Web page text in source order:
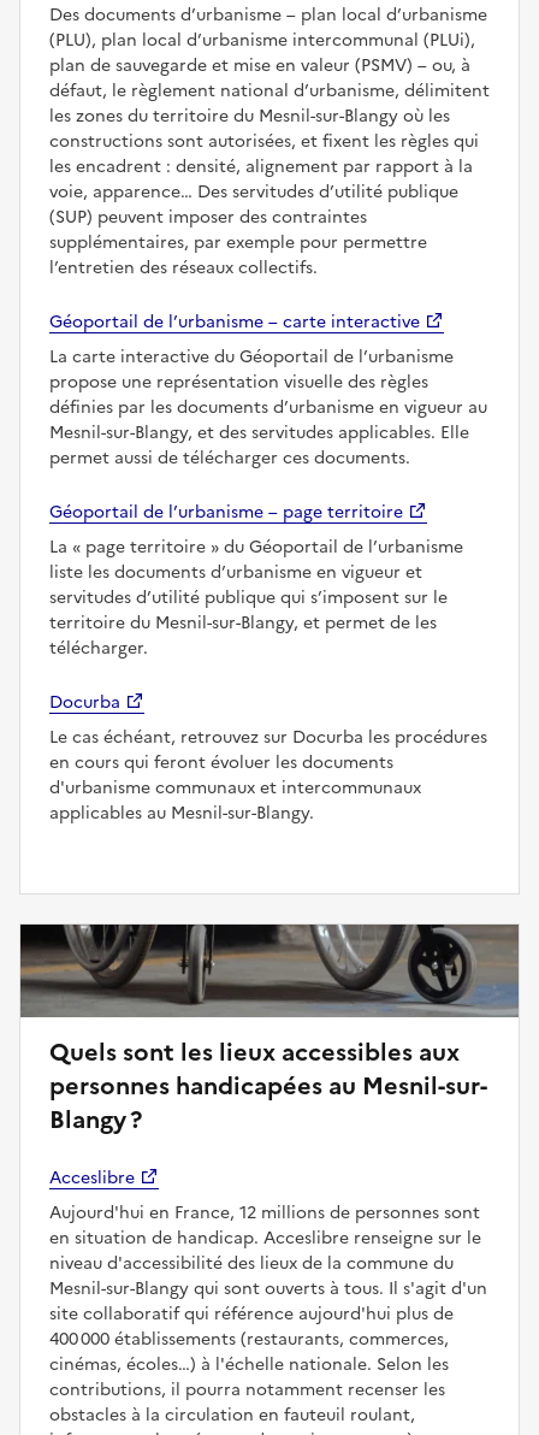
Des documents d’urbanisme – plan local d’urbanisme
(PLU), plan local d’urbanisme intercommunal (PLUi),
plan de sauvegarde et mise en valeur (PSMV) – ou, à
défaut, le règlement national d’urbanisme, délimitent
les zones du territoire du Mesnil-sur-Blangy où les
constructions sont autorisées, et fixent les règles qui
les encadrent : densité, alignement par rapport à la
voie, apparence… Des servitudes d’utilité publique
(SUP) peuvent imposer des contraintes
supplémentaires, par exemple pour permettre
l’entretien des réseaux collectifs.
Géoportail de l’urbanisme – carte interactive
La carte interactive du Géoportail de l’urbanisme
propose une représentation visuelle des règles
définies par les documents d’urbanisme en vigueur au
Mesnil-sur-Blangy, et des servitudes applicables. Elle
permet aussi de télécharger ces documents.
Géoportail de l’urbanisme – page territoire
La
page territoire
du Géoportail de l’urbanisme
liste les documents d’urbanisme en vigueur et
servitudes d’utilité publique qui s’imposent sur le
territoire du Mesnil-sur-Blangy, et permet de les
télécharger.
Docurba
Le cas échéant, retrouvez sur Docurba les procédures
en cours qui feront évoluer les documents
d'urbanisme communaux et intercommunaux
applicables au Mesnil-sur-Blangy.
Quels sont les lieux accessibles aux
personnes handicapées au Mesnil-sur-
Blangy ?
Acceslibre
Aujourd'hui en France, 12 millions de personnes sont
en situation de handicap. Acceslibre renseigne sur le
niveau d'accessibilité des lieux de la commune du
Mesnil-sur-Blangy qui sont ouverts à tous. Il s'agit d'un
site collaboratif qui référence aujourd'hui plus de
400 000 établissements (restaurants, commerces,
cinémas, écoles…) à l'échelle nationale. Selon les
contributions, il pourra notamment recenser les
obstacles à la circulation en fauteuil roulant,